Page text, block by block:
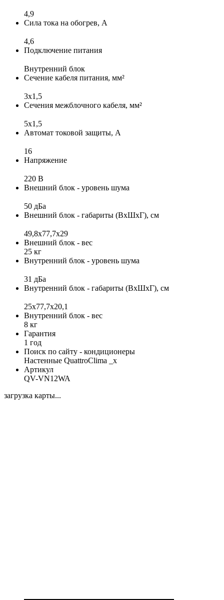
4,9
Сила тока на обогрев, А
4,6
Подключение питания
Внутренний блок
Сечение кабеля питания, мм²
3x1,5
Сечения межблочного кабеля, мм²
5x1,5
Автомат токовой защиты, А
16
Напряжение
220 В
Внешний блок - уровень шума
50 дБа
Внешний блок - габариты (ВхШхГ), см
49,8x77,7x29
Внешний блок - вес
25 кг
Внутренний блок - уровень шума
31 дБа
Внутренний блок - габариты (ВхШхГ), см
25x77,7x20,1
Внутренний блок - вес
8 кг
Гарантия
1 год
Поиск по сайту - кондиционеры
Настенные QuattroClima _x
Артикул
QV-VN12WA
загрузка карты...